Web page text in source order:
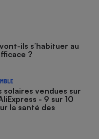
ils s’habituer au
?
solaires vendues sur
- 9 sur 10
la santé des